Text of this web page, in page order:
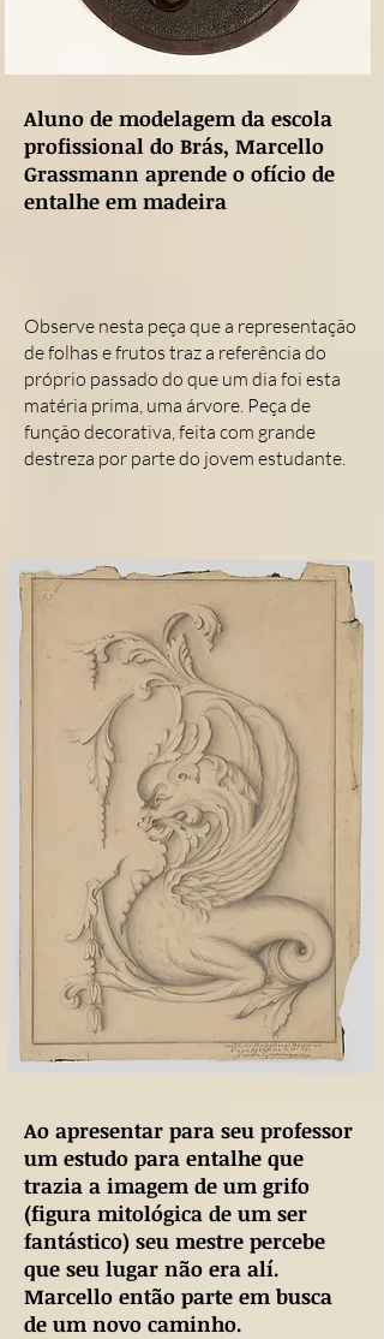
Aluno de modelagem da escola
profissional do Brás, Marcello
Grassmann aprende o ofício de
entalhe em madeira
Observe nesta peça que a representação
de folhas e frutos traz a referência do
próprio passado do que um dia foi esta
matéria prima, uma árvore. Peça de
função decorativa, feita com grande
destreza por parte do jovem estudante.
Ao apresentar para seu professor
um estudo para entalhe que
trazia a imagem de um grifo
(figura mitológica de um ser
fantástico) seu mestre percebe
que seu lugar não era alí.
Marcello então parte em busca
de um novo caminho.